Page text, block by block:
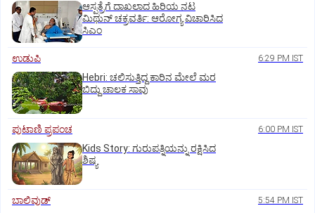
ಆಸ್ಪತ್ರೆಗೆ ದಾಖಲಾದ ಹಿರಿಯ ನಟ
ಮಿಥುನ್ ಚಕ್ರವರ್ತಿ: ಆರೋಗ್ಯ ವಿಚಾರಿಸಿದ
ಸಿಎಂ
ಉಡುಪಿ 6:29 PM IST
Hebri: ಚಲಿಸುತ್ತಿದ್ದ ಕಾರಿನ ಮೇಲೆ ಮರ
ಬಿದ್ದು ಚಾಲಕ ಸಾವು
ಪುಟಾಣಿ ಪ್ರಪಂಚ 6:00 PM IST
Kids Story: ಗುರುಪತ್ನಿಯನ್ನು ರಕ್ಷಿಸಿದ
ಶಿಷ್ಯ
ಬಾಲಿವುಡ್‌ 5:54 PM IST